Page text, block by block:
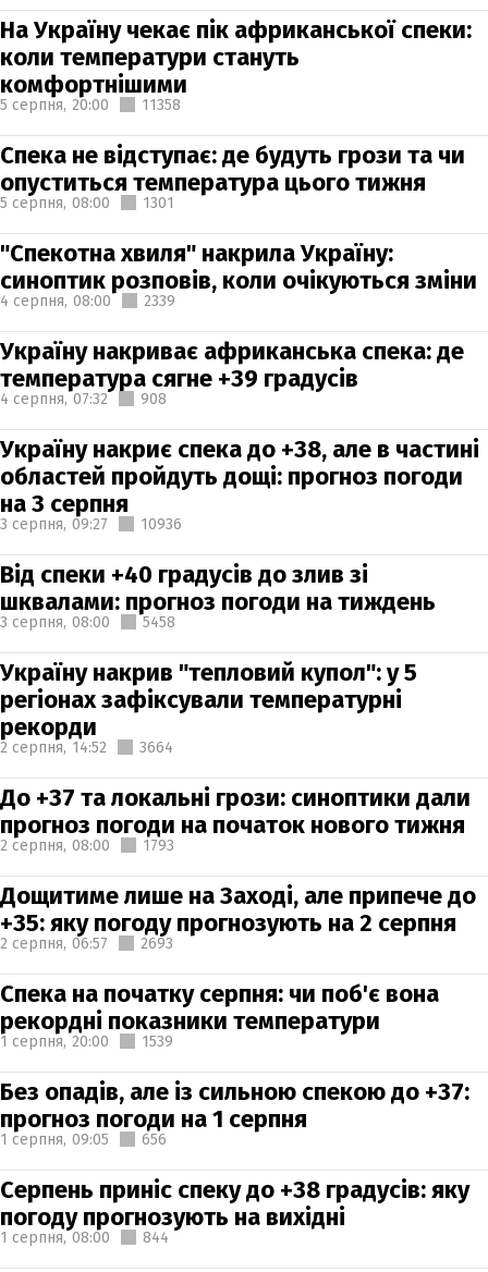
На Україну чекає пік африканської спеки:
коли температури стануть
комфортнішими
5 серпня, 20:00 11358
Спека не відступає: де будуть грози та чи
опуститься температура цього тижня
5 серпня, 08:00 1301
"Спекотна хвиля" накрила Україну:
синоптик розповів, коли очікуються зміни
4 серпня, 08:00 2339
Україну накриває африканська спека: де
температура сягне +39 градусів
4 серпня, 07:32 908
Україну накриє спека до +38, але в частині
областей пройдуть дощі: прогноз погоди
на 3 серпня
3 серпня, 09:27 10936
Від спеки +40 градусів до злив зі
шквалами: прогноз погоди на тиждень
3 серпня, 08:00 5458
Україну накрив "тепловий купол": у 5
регіонах зафіксували температурні
рекорди
2 серпня, 14:52 3664
До +37 та локальні грози: синоптики дали
прогноз погоди на початок нового тижня
2 серпня, 08:00 1793
Дощитиме лише на Заході, але припече до
+35: яку погоду прогнозують на 2 серпня
2 серпня, 06:57 2693
Спека на початку серпня: чи поб'є вона
рекордні показники температури
1 серпня, 20:00 1539
Без опадів, але із сильною спекою до +37:
прогноз погоди на 1 серпня
1 серпня, 09:05 656
Серпень приніс спеку до +38 градусів: яку
погоду прогнозують на вихідні
1 серпня, 08:00 844